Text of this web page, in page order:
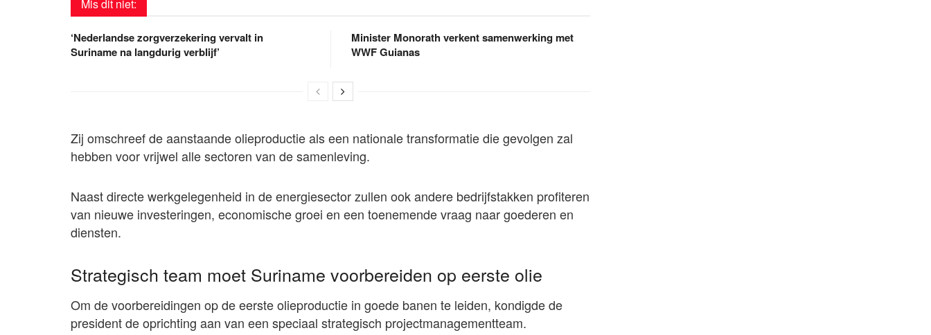
Mis dit niet:
‘Nederlandse zorgverzekering vervalt in
Suriname na langdurig verblijf’
Minister Monorath verkent samenwerking met
WWF Guianas
Zij omschreef de aanstaande olieproductie als een nationale transformatie die gevolgen zal
hebben voor vrijwel alle sectoren van de samenleving.
Naast directe werkgelegenheid in de energiesector zullen ook andere bedrijfstakken profiteren
van nieuwe investeringen, economische groei en een toenemende vraag naar goederen en
diensten.
Strategisch team moet Suriname voorbereiden op eerste olie
Om de voorbereidingen op de eerste olieproductie in goede banen te leiden, kondigde de
president de oprichting aan van een speciaal strategisch projectmanagementteam.